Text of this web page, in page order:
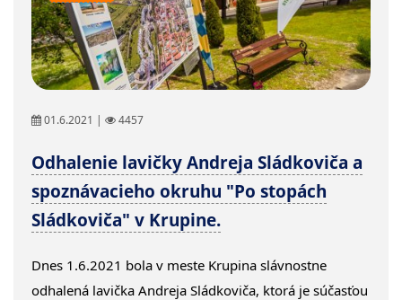
01.6.2021 | 4457
Odhalenie lavičky Andreja Sládkoviča a
spoznávacieho okruhu "Po stopách
Sládkoviča" v Krupine.
Dnes 1.6.2021 bola v meste Krupina slávnostne
odhalená lavička Andreja Sládkoviča, ktorá je súčasťou